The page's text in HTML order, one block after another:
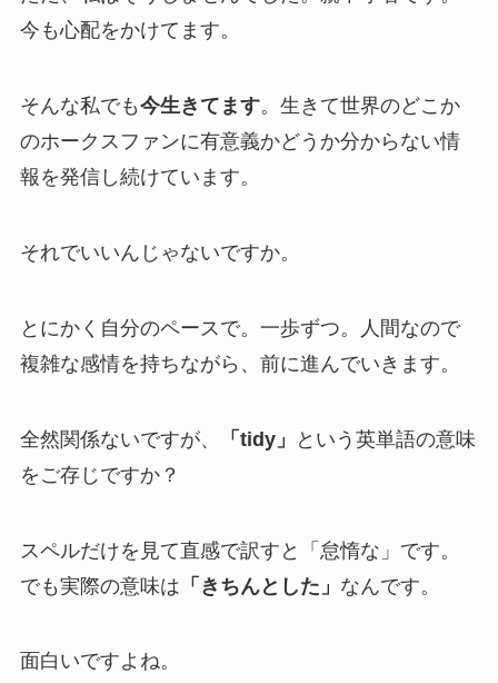
今も心配をかけてます。
そんな私でも今生きてます。生きて世界のどこか
のホークスファンに有意義かどうか分からない情
報を発信し続けています。
それでいいんじゃないですか。
とにかく自分のペースで。一歩ずつ。人間なので
複雑な感情を持ちながら、前に進んでいきます。
全然関係ないですが、 「tidy」
という英単語の意味
をご存じですか？
スペルだけを見て直感で訳すと「怠惰な」です。
でも実際の意味は 「きちんとした」 なんです。
面白いですよね。